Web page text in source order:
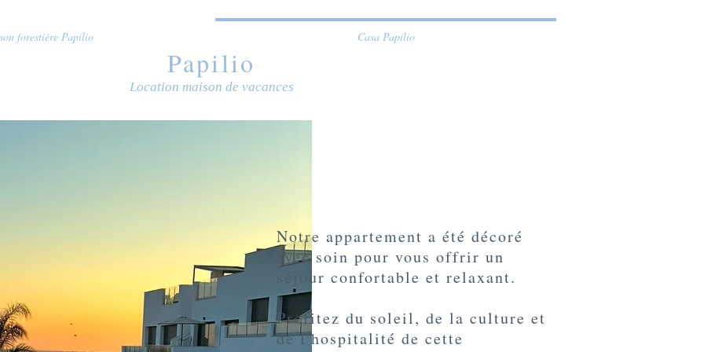
forestière Papilio Casa Papilio
Papilio
Location maison de vacances
Notre appartement a été décoré
avec soin pour vous offrir un
séjour confortable et relaxant.
Profitez du soleil, de la culture et
de l'hospitalité de cette